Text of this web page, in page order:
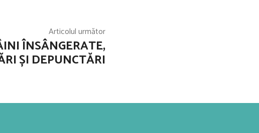
Articolul următor
ÎNSÂNGERATE,
ȘI DEPUNCTĂRI